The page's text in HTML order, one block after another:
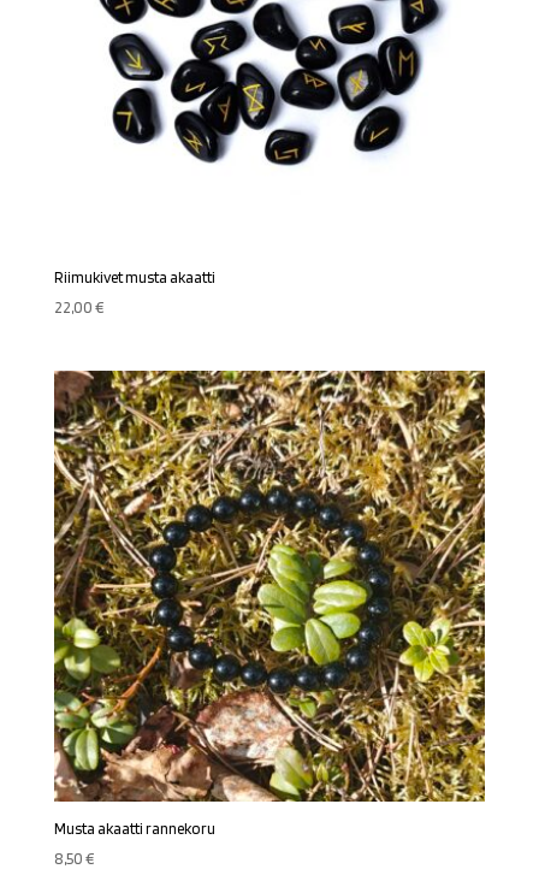
Riimukivet musta akaatti
22,00€
Musta akaatti rannekoru
8,50€